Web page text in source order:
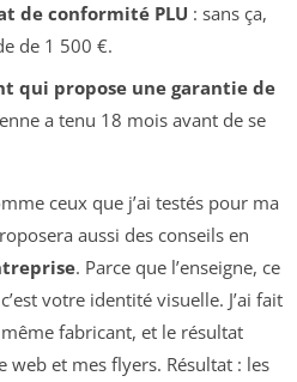
de conformité PLU : sans ça,
de 1 500 €.
qui propose une garantie de
a tenu 18 mois avant de se
ceux que j’ai testés pour ma
aussi des conseils en
. Parce que l’enseigne, ce
votre identité visuelle. J’ai fait
fabricant, et le résultat
web et mes flyers. Résultat : les